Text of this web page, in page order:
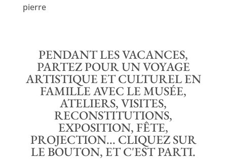
pierre
PENDANT LES VACANCES,
PARTEZ POUR UN VOYAGE
ARTISTIQUE ET CULTUREL EN
FAMILLE AVEC LE MUSÉE,
ATELIERS, VISITES,
RECONSTITUTIONS,
EXPOSITION, FÊTE,
PROJECTION... CLIQUEZ SUR
LE BOUTON, ET C'EST PARTI.